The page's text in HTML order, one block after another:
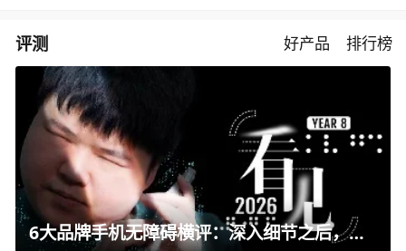
评测 好产品 排行榜
6大品牌手机无障碍横评：深入细节之后，似乎只有苹果能挺住？｜ 看见2026